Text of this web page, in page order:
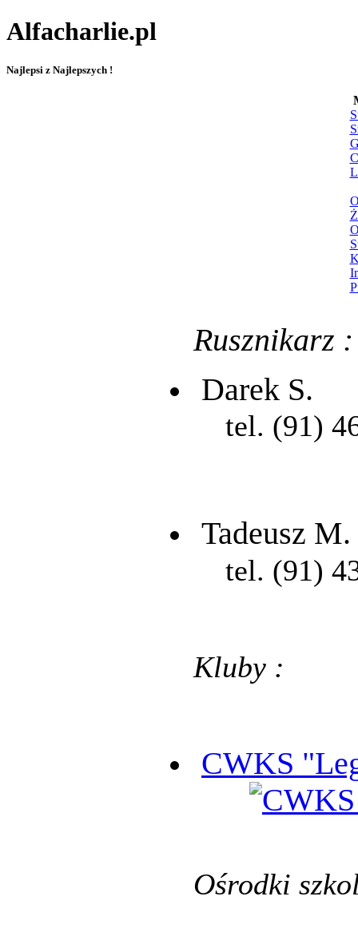
Alfacharlie.pl
Najlepsi z Najlepszych !
Rusznikarz :
Darek S.
tel. (91)
Tadeusz M.
tel. (91)
Kluby :
CWKS
Ośrodki